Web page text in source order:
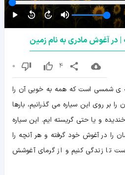
آغوش مادری به نام زمین
4
0
ی شمسی است که همه به خوبی آن را
بر روی این سیاره می گذرانیم، بارها
و یا حتی گریسته ایم. این سیاره
را در آغوش خود گرفته و هر آنچه را
تا زندگی کنیم و از گرمای آغوشش